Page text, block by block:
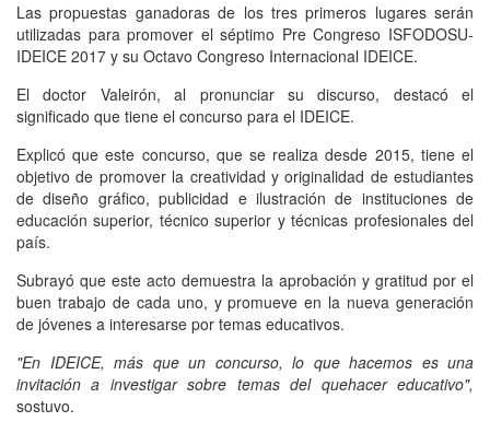
Las propuestas ganadoras de los tres primeros lugares serán
utilizadas para promover el séptimo Pre Congreso ISFODOSU-
IDEICE 2017 y su Octavo Congreso Internacional IDEICE.
El doctor Valeirón, al pronunciar su discurso, destacó el
significado que tiene el concurso para el IDEICE.
Explicó que este concurso, que se realiza desde 2015, tiene el
objetivo de promover la creatividad y originalidad de estudiantes
de diseño gráfico, publicidad e ilustración de instituciones de
educación superior, técnico superior y técnicas profesionales del
país.
Subrayó que este acto demuestra la aprobación y gratitud por el
buen trabajo de cada uno, y promueve en la nueva generación
de jóvenes a interesarse por temas educativos.
"En IDEICE, más que un concurso, lo que hacemos es una
invitación a investigar sobre temas del quehacer educativo",
sostuvo.